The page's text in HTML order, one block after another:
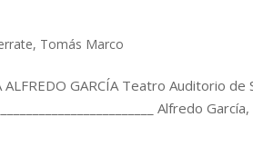
, Tomás Marco
GARCÍA Teatro Auditorio de
Alfredo García,